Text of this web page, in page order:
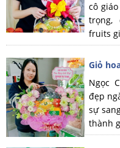
cô
trọng,
fruits
Giỏ
Ngọc
đẹp
sự
thành